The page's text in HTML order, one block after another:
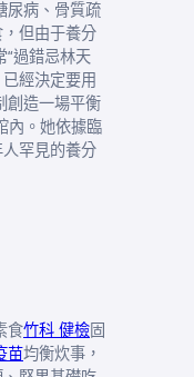
尿病、骨質疏
但由于養分
“過錯忌林天
經決定要用
創造一場平衡
內。她依據臨
罕見的養分
食竹科 健檢固
苗均衡炊事，